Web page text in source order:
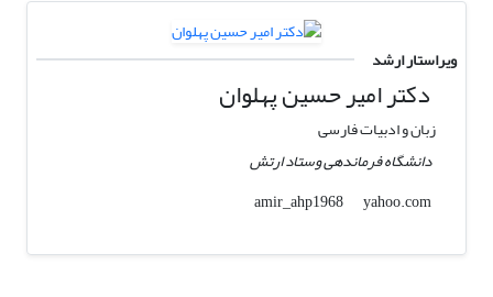
ویراستار ارشد
دکتر امیر حسین پهلوان
زبان و ادبیات فارسی
دانشگاه فرماندهی وستاد ارتش
amir_ahp1968
yahoo.com